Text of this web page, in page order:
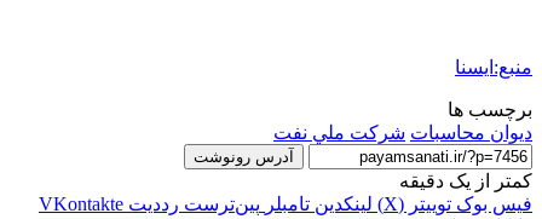
منبع:ایسنا
برچسب ها
دیوان محاسبات شركت ملي نفت
آدرس رونوشت
کمتر از یک دقیقه
فیس بوک توییتر (X) لینکدین ‫تامبلر ‫پین‌ترست ‫رددیت ‫VKontakte